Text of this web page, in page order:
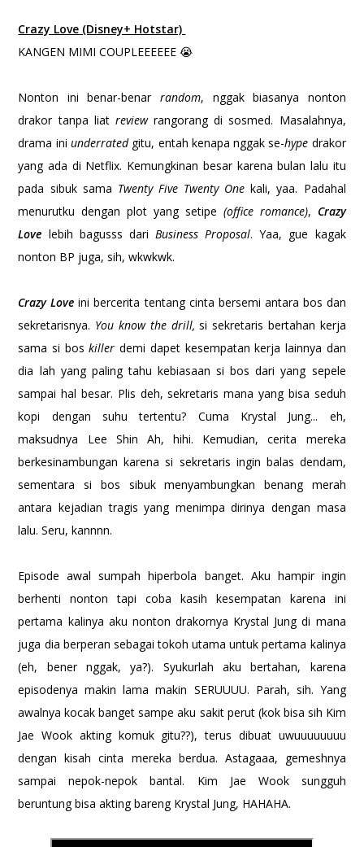
Crazy Love (Disney+ Hotstar)
KANGEN MIMI COUPLEEEEEE 😭
Nonton ini benar-benar random, nggak biasanya nonton
drakor tanpa liat reviewrangorang di sosmed. Masalahnya,
drama ini underratedgitu, entah kenapa nggak se-hype drakor
yang ada di Netflix. Kemungkinan besar karena bulan lalu itu
pada sibuk sama Twenty Five Twenty One kali, yaa. Padahal
menurutku dengan plot yang setipe (office romance), Crazy
Love lebih bagusss dari Business Proposal. Yaa, gue kagak
nonton BP juga, sih, wkwkwk.
Crazy Love ini bercerita tentang cinta bersemi antara bos dan
sekretarisnya. You know the drill, si sekretaris bertahan kerja
sama si boskiller demi dapet kesempatan kerja lainnya dan
dia lah yang paling tahu kebiasaan si bos dari yang sepele
sampai hal besar. Plis deh, sekretaris mana yang bisa seduh
kopi dengan suhu tertentu? Cuma Krystal Jung... eh,
maksudnya Lee Shin Ah, hihi. Kemudian, cerita mereka
berkesinambungan karena si sekretaris ingin balas dendam,
sementara si bos sibuk menyambungkan benang merah
antara kejadian tragis yang menimpa dirinya dengan masa
lalu. Seru, kannnn.
Episode awal sumpah hiperbola banget. Aku hampir ingin
berhenti nonton tapi coba kasih kesempatan karena ini
pertama kalinya aku nonton drakornya Krystal Jung di mana
juga dia berperan sebagai tokoh utama untuk pertama kalinya
(eh, bener nggak, ya?). Syukurlah aku bertahan, karena
episodenya makin lama makin SERUUUU. Parah, sih. Yang
awalnya kocak banget sampe aku sakit perut (kok bisa sih Kim
Jae Wook akting komuk gitu??), terus dibuat uwuuuuuuuu
dengan kisah cinta mereka berdua. Astagaaa, gemeshnya
sampai nepok-nepok bantal. Kim Jae Wook sungguh
beruntung bisa akting bareng Krystal Jung, HAHAHA.